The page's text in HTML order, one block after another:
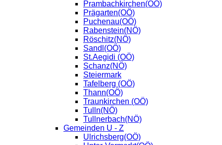
Prambachkirchen(OÖ)
Prägarten(OÖ)
Puchenau(OÖ)
Rabenstein(NÖ)
Röschitz(NÖ)
Sandl(OÖ)
St.Aegidi (OÖ)
Schanz(NÖ)
Steiermark
Tafelberg (OÖ)
Thann(OÖ)
Traunkirchen (OÖ)
Tulln(NÖ)
Tullnerbach(NÖ)
Gemeinden U - Z
Ulrichsberg(OÖ)